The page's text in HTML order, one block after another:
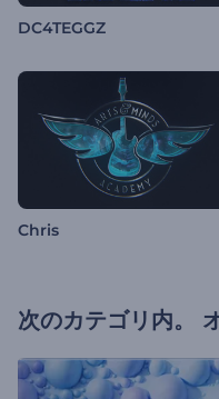
DC4TEGGZ
Chris
次のカテゴリ内。